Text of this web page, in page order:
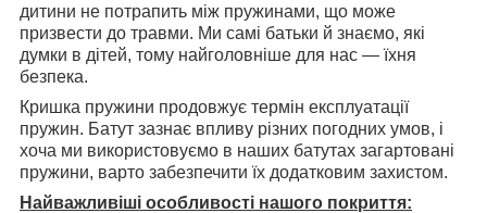
дитини не потрапить між пружинами, що може
призвести до травми. Ми самі батьки й знаємо, які
думки в дітей, тому найголовніше для нас — їхня
безпека.
Кришка пружини продовжує термін експлуатації
пружин. Батут зазнає впливу різних погодних умов, і
хоча ми використовуємо в наших батутах загартовані
пружини, варто забезпечити їх додатковим захистом.
Найважливіші особливості нашого покриття: